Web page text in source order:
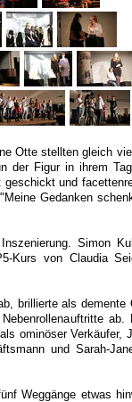
Otte stellten gleich
der Figur in ihrem
und
Gedanken
Simon
Kurs von Claudia
brillierte als
ab.
ominöser Verkäufer,
und Sarah-
Weggänge etwas